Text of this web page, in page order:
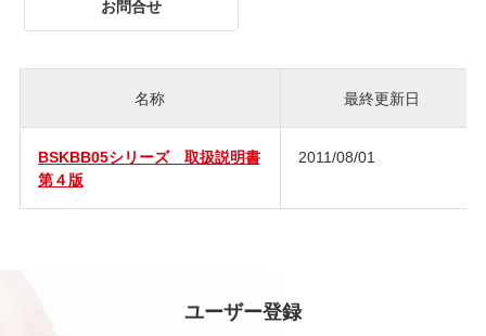
お問合せ
名称 最終更新日
BSKBB05シリーズ 取扱説明書
第４版
2011/08/01
ユーザー登録